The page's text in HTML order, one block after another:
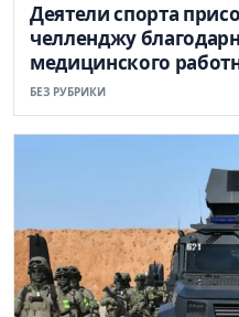
Деятели спорта
челленджу
медицинского
БЕЗ РУБРИКИ